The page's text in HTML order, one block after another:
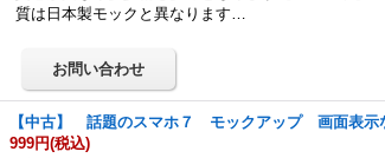
質は日本製モックと異なります…
【中古】 話題のスマホ７ モックアップ 画面表
999円(税込)